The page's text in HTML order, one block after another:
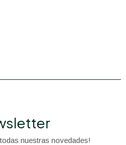
nuestras novedades!